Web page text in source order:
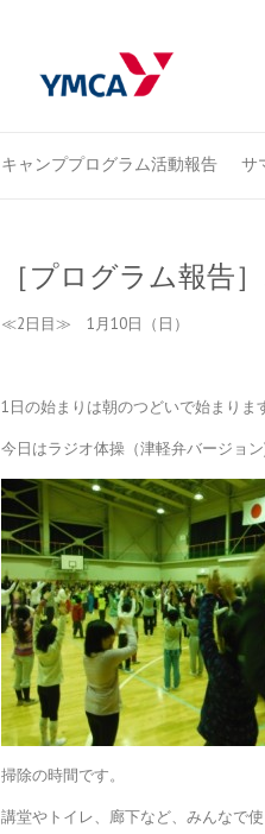
キャンププログラム活動報告 サ
［プログラム報告
≪2日目≫ 1月10日（日）
1日の始まりは朝のつどいで始まりま
今日はラジオ体操（津軽弁バージョ
掃除の時間です。
講堂やトイレ、廊下など、みんなで